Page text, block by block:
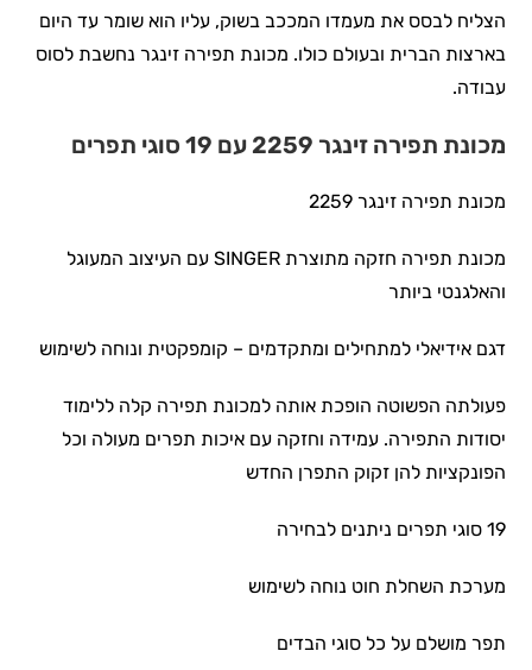
הצליח לבסס את מעמדו המככב בשוק, עליו הוא שומר עד היום
בארצות הברית ובעולם כולו. מכונת תפירה זינגר נחשבת לסוס
עבודה.
מכונת תפירה זינגר 2259 עם 19 סוגי תפרים
מכונת תפירה זינגר 2259
מכונת תפירה חזקה מתוצרת SINGER עם העיצוב המעוגל
והאלגנטי ביותר
דגם אידיאלי למתחילים ומתקדמים – קומפקטית ונוחה לשימוש
פעולתה הפשוטה הופכת אותה למכונת תפירה קלה ללימוד
יסודות התפירה. עמידה וחזקה עם איכות תפרים מעולה וכל
הפונקציות להן זקוק התפרן החדש
19 סוגי תפרים ניתנים לבחירה
מערכת השחלת חוט נוחה לשימוש
תפר מושלם על כל סוגי הבדים